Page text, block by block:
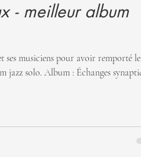
- meilleur album
ses musiciens pour avoir remporté le
synaptiques,